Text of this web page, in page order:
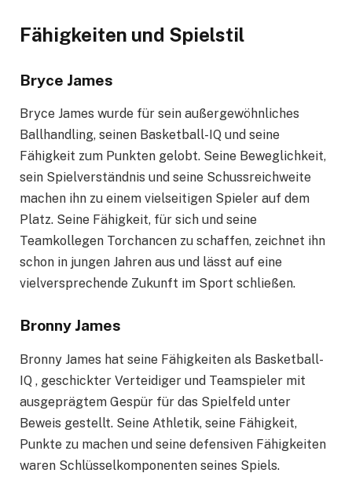
Fähigkeiten und Spielstil
Bryce James
Bryce James wurde für sein außergewöhnliches
Ballhandling, seinen Basketball-IQ und seine
Fähigkeit zum Punkten gelobt. Seine Beweglichkeit,
sein Spielverständnis und seine Schussreichweite
machen ihn zu einem vielseitigen Spieler auf dem
Platz. Seine Fähigkeit, für sich und seine
Teamkollegen Torchancen zu schaffen, zeichnet ihn
schon in jungen Jahren aus und lässt auf eine
vielversprechende Zukunft im Sport schließen.
Bronny James
Bronny James hat seine Fähigkeiten als Basketball-
IQ , geschickter Verteidiger und Teamspieler mit
ausgeprägtem Gespür für das Spielfeld unter
Beweis gestellt. Seine Athletik, seine Fähigkeit,
Punkte zu machen und seine defensiven Fähigkeiten
waren Schlüsselkomponenten seines Spiels.